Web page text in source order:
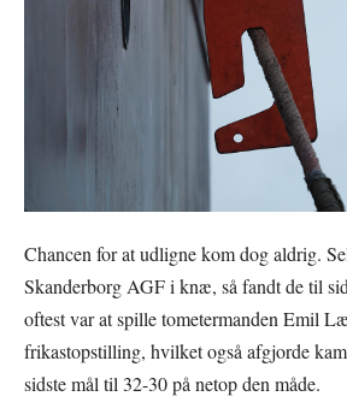
Chancen for at udligne kom dog aldrig.
Skanderborg AGF i knæ, så fandt de til
oftest var at spille tometermanden Emil
frikastopstilling, hvilket også afgjorde
sidste mål til 32-30 på netop den måde.